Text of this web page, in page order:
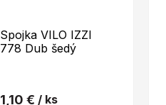
Spojka VILO IZZI
778 Dub šedý
1,10 € / ks